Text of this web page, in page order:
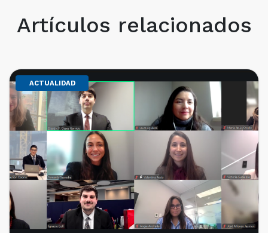
Artículos relacionados
ACTUALIDAD